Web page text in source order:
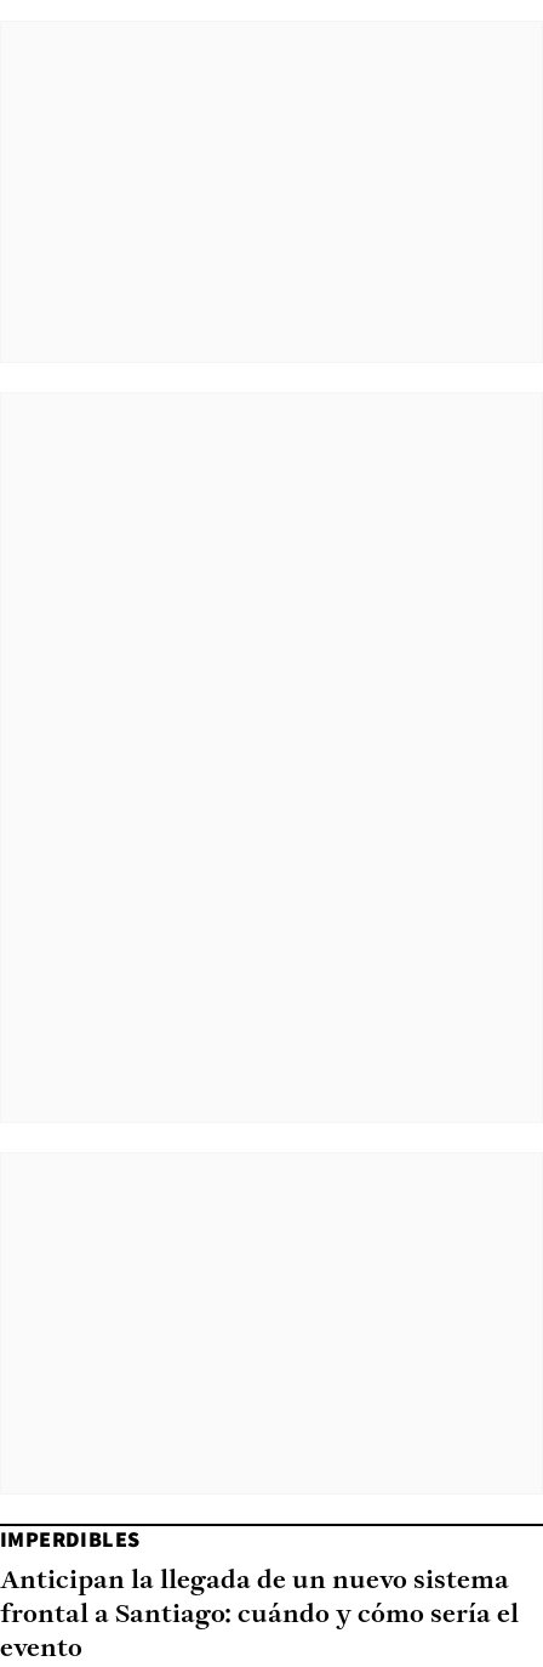
IMPERDIBLES
Anticipan la llegada de un nuevo sistema
frontal a Santiago: cuándo y cómo sería el
evento